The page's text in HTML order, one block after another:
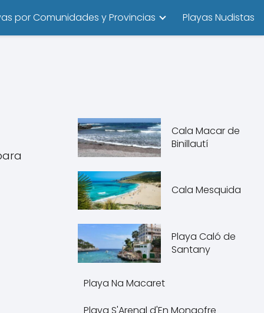
por Comunidades y Provincias Playas Nudistas
Cala Macar de
Binillautí
Cala Mesquida
Playa Caló de
Santany
Playa Na Macaret